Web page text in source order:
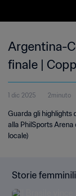
Argentina-
finale |
di Futsal
Highlights
1 dic 2025 2minuto
Guarda gli highlights
alla PhilSports Arena
locale)
Storie